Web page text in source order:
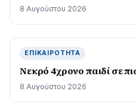
8 Αυγούστου 2026
ΕΠΙΚΑΙΡΌΤΗΤΑ
Νεκρό 4χρονο παιδί σε
8 Αυγούστου 2026